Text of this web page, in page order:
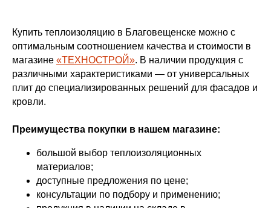
Купить теплоизоляцию в Благовещенске можно с
оптимальным соотношением качества и стоимости в
магазине «ТЕХНОСТРОЙ». В наличии продукция с
различными характеристиками — от универсальных
плит до специализированных решений для фасадов и
кровли.
Преимущества покупки в нашем магазине:
большой выбор теплоизоляционных
материалов;
доступные предложения по цене;
консультации по подбору и применению;